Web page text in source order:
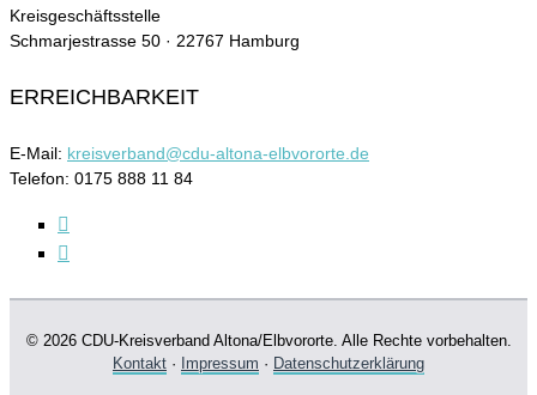
Kreisgeschäftsstelle
Schmarjestrasse 50 · 22767 Hamburg
ERREICHBARKEIT
E-Mail: kreisverband@cdu-altona-elbvororte.de
Telefon: 0175 888 11 84
© 2026 CDU-Kreisverband Altona/Elbvororte. Alle Rechte vorbehalten.
Kontakt · Impressum · Datenschutzerklärung